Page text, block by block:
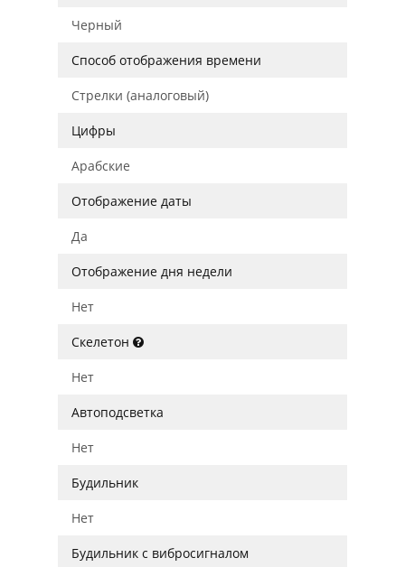
Черный
Способ отображения времени
Стрелки (аналоговый)
Цифры
Арабские
Отображение даты
Да
Отображение дня недели
Нет
Скелетон
Нет
Автоподсветка
Нет
Будильник
Нет
Будильник с вибросигналом